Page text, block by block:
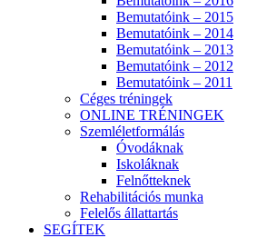
Bemutatóink – 2015
Bemutatóink – 2014
Bemutatóink – 2013
Bemutatóink – 2012
Bemutatóink – 2011
Céges tréningek
ONLINE TRÉNINGEK
Szemléletformálás
Óvodáknak
Iskoláknak
Felnőtteknek
Rehabilitációs munka
Felelős állattartás
SEGÍTEK